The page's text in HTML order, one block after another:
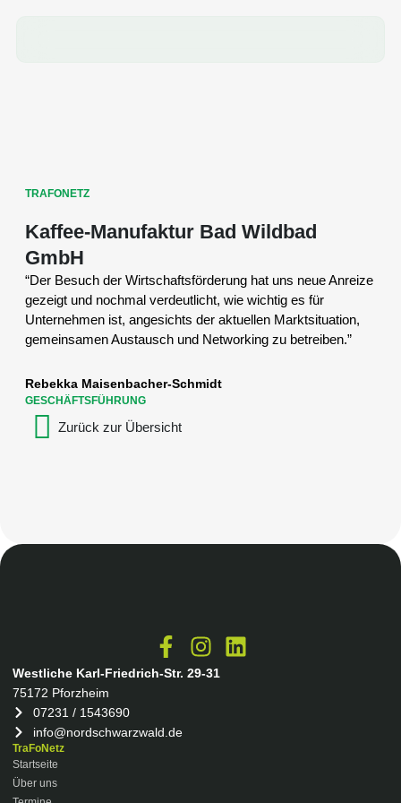
TRAFONETZ
Kaffee-Manufaktur Bad Wildbad
GmbH
“Der Besuch der Wirtschaftsförderung hat uns neue Anreize
gezeigt und nochmal verdeutlicht, wie wichtig es für
Unternehmen ist, angesichts der aktuellen Marktsituation,
gemeinsamen Austausch und Networking zu betreiben.”
Rebekka Maisenbacher-Schmidt
GESCHÄFTSFÜHRUNG
Zurück zur Übersicht
Westliche Karl-Friedrich-Str. 29-31
75172 Pforzheim
07231 / 1543690
info@nordschwarzwald.de
TraFoNetz
Startseite
Über uns